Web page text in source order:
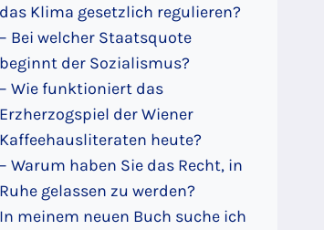
das Klima gesetzlich regulieren?
– Bei welcher Staatsquote
beginnt der Sozialismus?
– Wie funktioniert das
Erzherzogspiel der Wiener
Kaffeehausliteraten heute?
– Warum haben Sie das Recht, in
Ruhe gelassen zu werden?
In meinem neuen Buch suche ich